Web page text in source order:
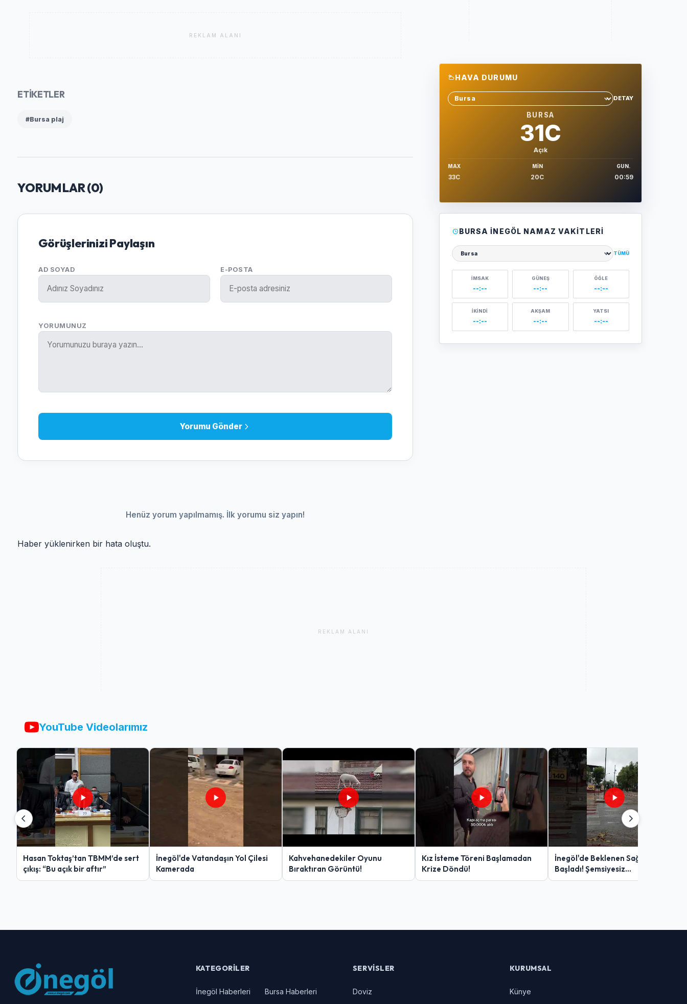
REKLAM ALANI
ETİKETLER
#Bursa plaj
YORUMLAR (0)
Görüşlerinizi Paylaşın
AD SOYAD E-POSTA
YORUMUNUZ
Yorumu Gönder
Henüz yorum yapılmamış. İlk yorumu siz yapın!
Haber yüklenirken bir hata oluştu.
HAVA DURUMU
Sehir sec
DETAY
BURSA
31C
Açık
MAX
33C
MIN
20C
GUN.
00:59
BURSA İNEGÖL NAMAZ VAKITLERI
Şehir seçin
TÜMÜ
İMSAK
--:--
GÜNEŞ
--:--
ÖĞLE
--:--
İKINDI
--:--
AKŞAM
--:--
YATSI
--:--
REKLAM ALANI
YouTube Videolarımız
Hasan Toktaş’tan TBMM’de sert
çıkış: “Bu açık bir aftır”
İnegöl'de Vatandaşın Yol Çilesi
Kamerada
Kahvehanedekiler Oyunu
Bıraktıran Görüntü!
Kız İsteme Töreni Başlamadan
Krize Döndü!
İnegöl'de Beklenen Sağanak
Başladı! Şemsiyesiz
Yakalananlar Zor Anlar Yaşadı
KATEGORILER
İnegöl Haberleri Bursa Haberleri
SERVISLER
Doviz
KURUMSAL
Künye